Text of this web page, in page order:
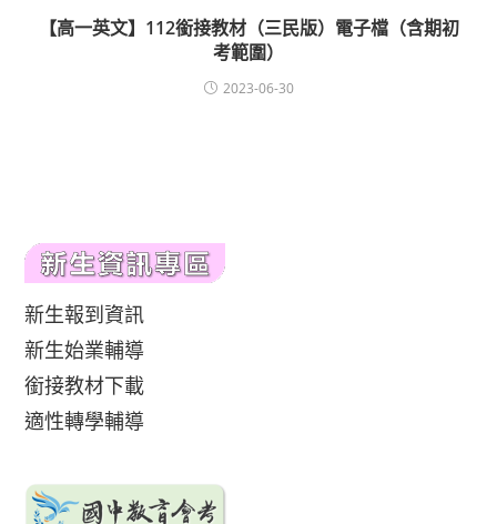
【高一英文】112銜接教材（三民版）電子檔（含期初
考範圍）
2023-06-30
新生報到資訊
新生始業輔導
銜接教材下載
適性轉學輔導